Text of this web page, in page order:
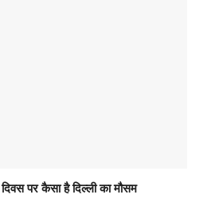
पर कैसा है दिल्ली का मौसम